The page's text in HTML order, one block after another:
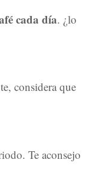
cada día. ¿lo
considera que
Te aconsejo